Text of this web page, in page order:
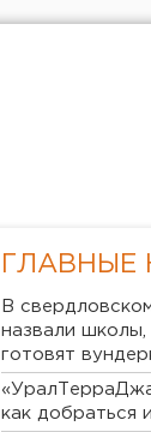
ГЛАВНЫЕ
В
назвали
готовят
как добраться